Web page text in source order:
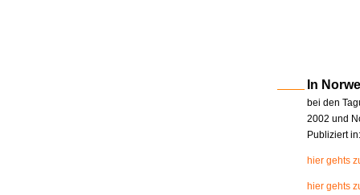
In
bei den
2002 und
Publiziert
hier gehts
hier gehts